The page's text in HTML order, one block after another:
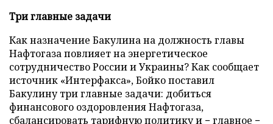
Три главные задачи
Как назначение Бакулина на должность главы
Нафтогаза повлияет на энергетическое
сотрудничество России и Украины? Как сообщает
источник «Интерфакса», Бойко поставил
Бакулину три главные задачи: добиться
финансового оздоровления Нафтогаза,
сбалансировать тарифную политику и − главное −